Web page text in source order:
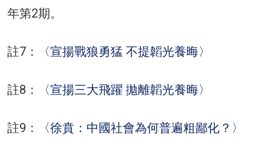
年第2期。
註7： 〈宣揚戰狼勇猛 不提韜光養晦〉
註8： 〈宣揚三大飛躍 拋離韜光養晦〉
註9： 〈徐賁：中國社會為何普遍粗鄙化？〉